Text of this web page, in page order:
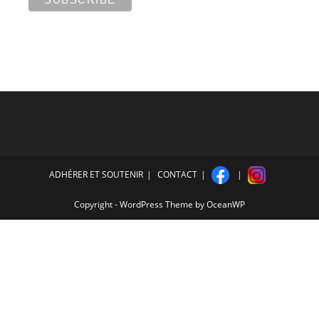
ADHÉRER ET SOUTENIR CONTACT
Copyright - WordPress Theme by OceanWP